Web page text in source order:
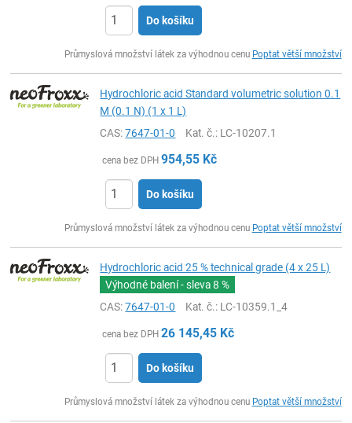
Do košíku
Průmyslová množství látek za výhodnou cenu Poptat větší množství
Hydrochloric acid Standard volumetric solution 0.1
M (0.1 N) (1 x 1 L)
CAS:7647-01-0 Kat. č.: LC-10207.1
cena bez DPH 954,55 Kč
Do košíku
Průmyslová množství látek za výhodnou cenu Poptat větší množství
Hydrochloric acid 25 % technical grade (4 x 25 L)
Výhodné balení - sleva8 %
CAS:7647-01-0 Kat. č.: LC-10359.1_4
cena bez DPH 26 145,45 Kč
Do košíku
Průmyslová množství látek za výhodnou cenu Poptat větší množství